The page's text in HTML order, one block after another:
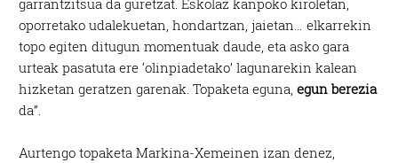
garrantzitsua da guretzat. Eskolaz kanpoko kiroletan,
oporretako udalekuetan, hondartzan, jaietan… elkarrekin
topo egiten ditugun momentuak daude, eta asko gara
urteak pasatuta ere ‘olinpiadetako’ lagunarekin kalean
hizketan geratzen garenak. Topaketa eguna,egun berezia
da”.
Aurtengo topaketa Markina-Xemeinen izan denez,